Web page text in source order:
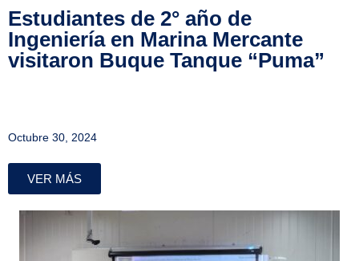
Estudiantes de 2° año de
Ingeniería en Marina Mercante
visitaron Buque Tanque “Puma”
Octubre 30, 2024
VER MÁS